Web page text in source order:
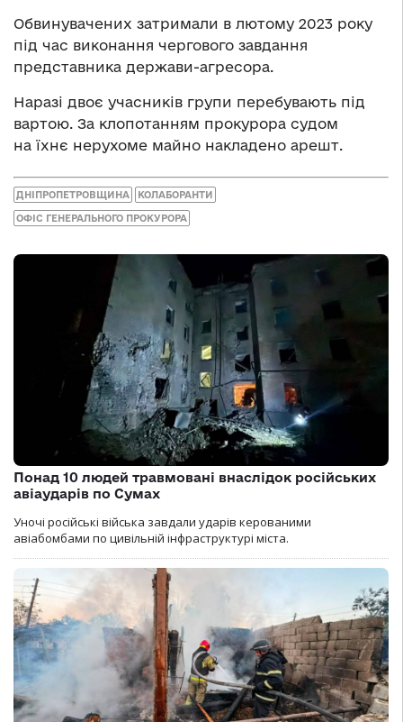
Обвинувачених затримали в лютому 2023 року
під час виконання чергового завдання
представника держави-агресора.
Наразі двоє учасників групи перебувають під
вартою. За клопотанням прокурора судом
на їхнє нерухоме майно накладено арешт.
ДНІПРОПЕТРОВЩИНА КОЛАБОРАНТИ
ОФІС ГЕНЕРАЛЬНОГО ПРОКУРОРА
Понад 10 людей травмовані внаслідок російських
авіаударів по Сумах
Уночі російські війська завдали ударів керованими
авіабомбами по цивільній інфраструктурі міста.